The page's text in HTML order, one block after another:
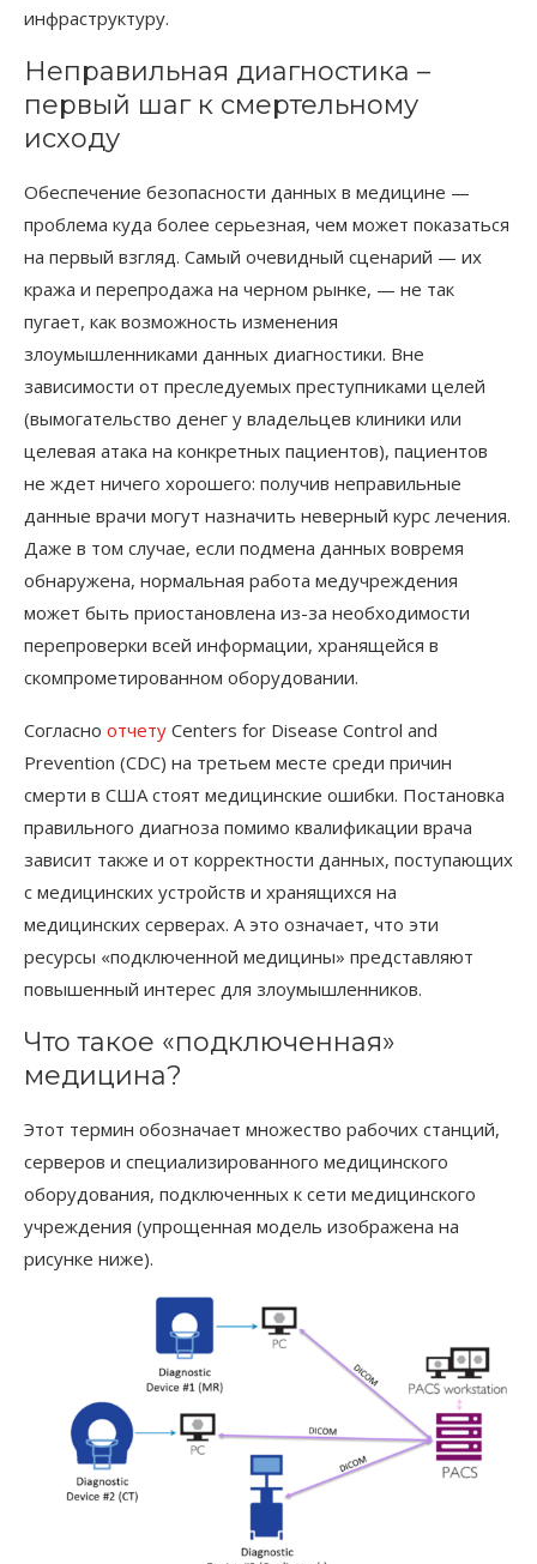
инфраструктуру.
Неправильная диагностика –
первый шаг к смертельному
исходу
Обеспечение безопасности данных в медицине —
проблема куда более серьезная, чем может показаться
на первый взгляд. Самый очевидный сценарий — их
кража и перепродажа на черном рынке, — не так
пугает, как возможность изменения
злоумышленниками данных диагностики. Вне
зависимости от преследуемых преступниками целей
(вымогательство денег у владельцев клиники или
целевая атака на конкретных пациентов), пациентов
не ждет ничего хорошего: получив неправильные
данные врачи могут назначить неверный курс лечения.
Даже в том случае, если подмена данных вовремя
обнаружена, нормальная работа медучреждения
может быть приостановлена из-за необходимости
перепроверки всей информации, хранящейся в
скомпрометированном оборудовании.
Согласно отчету Centers for Disease Control and
Prevention (CDC) на третьем месте среди причин
смерти в США стоят медицинские ошибки. Постановка
правильного диагноза помимо квалификации врача
зависит также и от корректности данных, поступающих
с медицинских устройств и хранящихся на
медицинских серверах. А это означает, что эти
ресурсы «подключенной медицины» представляют
повышенный интерес для злоумышленников.
Что такое «подключенная»
медицина?
Этот термин обозначает множество рабочих станций,
серверов и специализированного медицинского
оборудования, подключенных к сети медицинского
учреждения (упрощенная модель изображена на
рисунке ниже).